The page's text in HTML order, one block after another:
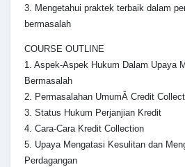
3. Mengetahui praktek terbaik dalam
bermasalah
COURSE OUTLINE
1. Aspek-Aspek Hukum Dalam Upaya
Bermasalah
2. Permasalahan UmumÂ Credit
3. Status Hukum Perjanjian Kredit
4. Cara-Cara Kredit Collection
5. Upaya Mengatasi Kesulitan dan
Perdagangan